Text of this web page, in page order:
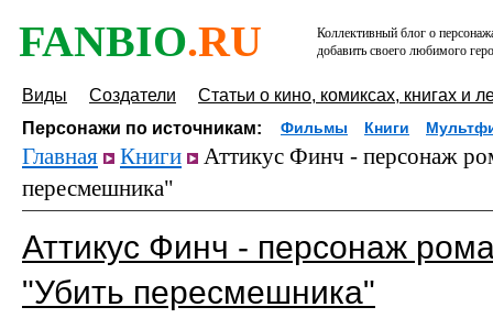
FANBIO.RU
Коллективный блог о
добавить своего любимого
Виды Создатели
Статьи о кино, комиксах, книгах и
Персонажи по источникам:
Фильмы Книги
Главная Книги
Аттикус Финч - персонаж
пересмешника"
Аттикус Финч - персонаж
"Убить пересмешника"